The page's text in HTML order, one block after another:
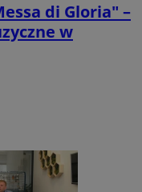
di Gloria" –
w